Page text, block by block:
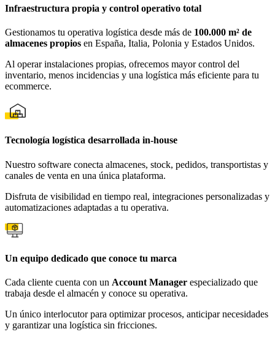
Infraestructura propia y control operativo total
Gestionamos tu operativa logística desde más de 100.000 m² de
almacenes propios en España, Italia, Polonia y Estados Unidos.
Al operar instalaciones propias, ofrecemos mayor control del
inventario, menos incidencias y una logística más eficiente para tu
ecommerce.
Tecnología logística desarrollada in-house
Nuestro software conecta almacenes, stock, pedidos, transportistas y
canales de venta en una única plataforma.
Disfruta de visibilidad en tiempo real, integraciones personalizadas y
automatizaciones adaptadas a tu operativa.
Un equipo dedicado que conoce tu marca
Cada cliente cuenta con un Account Manager especializado que
trabaja desde el almacén y conoce su operativa.
Un único interlocutor para optimizar procesos, anticipar necesidades
y garantizar una logística sin fricciones.